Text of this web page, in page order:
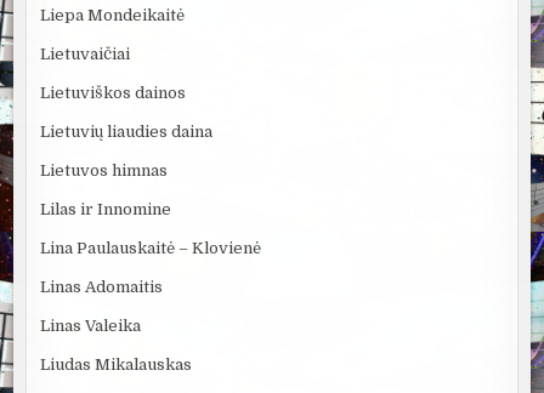
Liepa Mondeikaitė
Lietuvaičiai
Lietuviškos dainos
Lietuvių liaudies daina
Lietuvos himnas
Lilas ir Innomine
Lina Paulauskaitė – Klovienė
Linas Adomaitis
Linas Valeika
Liudas Mikalauskas